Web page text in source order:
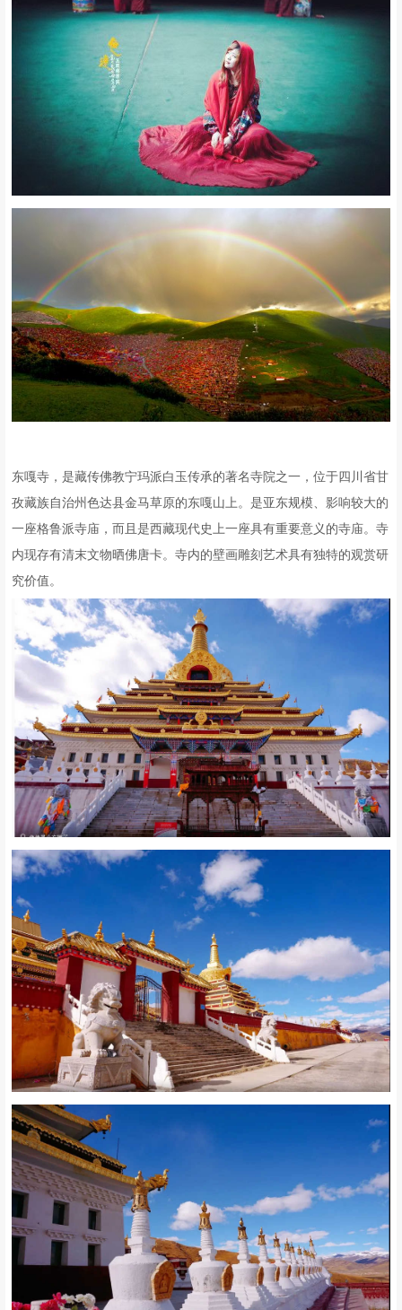
东嘎寺，是藏传佛教宁玛派白玉传承的著名寺院之一，位于四川省甘
孜藏族自治州色达县金马草原的东嘎山上。是亚东规模、影响较大的
一座格鲁派寺庙，而且是西藏现代史上一座具有重要意义的寺庙。寺
内现存有清末文物晒佛唐卡。寺内的壁画雕刻艺术具有独特的观赏研
究价值。